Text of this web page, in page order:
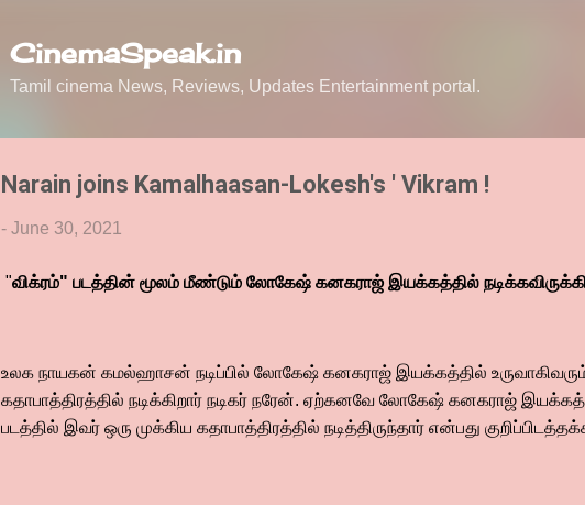
CinemaSpeak.in
Tamil cinema News, Reviews, Updates Entertainment portal.
Narain joins Kamalhaasan-Lokesh's ' Vikram !
- June 30, 2021
"விக்ரம்" படத்தின் மூலம் மீண்டும் லோகேஷ் கனகராஜ் இயக்கத்தில்
உலக நாயகன் கமல்ஹாசன் நடிப்பில் லோகேஷ் கனகராஜ் இயக்கத்தில் உருவாகிவரும்
கதாபாத்திரத்தில் நடிக்கிறார் நடிகர் நரேன். ஏற்கனவே லோகேஷ் கனகராஜ்
படத்தில் இவர் ஒரு முக்கிய கதாபாத்திரத்தில் நடித்திருந்தார் என்பது